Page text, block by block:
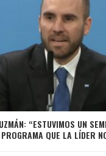
“ESTUVIMOS UN
QUE LA LÍDER